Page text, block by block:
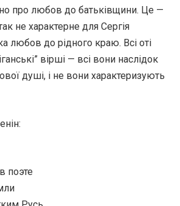
про любов до батьківщини. Це —
не характерне для Сергія
любов до рідного краю. Всі оті
вірші — всі вони наслідок
душі, і не вони характеризують
поэте